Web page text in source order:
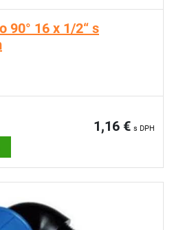
90° 16 x 1/2“ s
1,16 € s DPH